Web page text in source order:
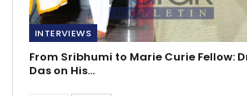
INTERVIEWS
From Sribhumi to Marie Curie Fellow:
Das on His…